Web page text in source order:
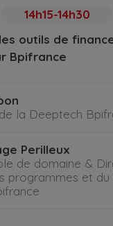
14h15-14h30
outils de
Bpifrance
de la Deeptech
Perilleux
de domaine &
programmes et du